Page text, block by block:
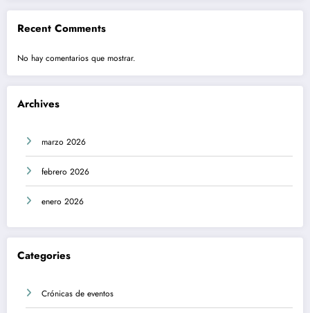
Recent Comments
No hay comentarios que mostrar.
Archives
marzo 2026
febrero 2026
enero 2026
Categories
Crónicas de eventos